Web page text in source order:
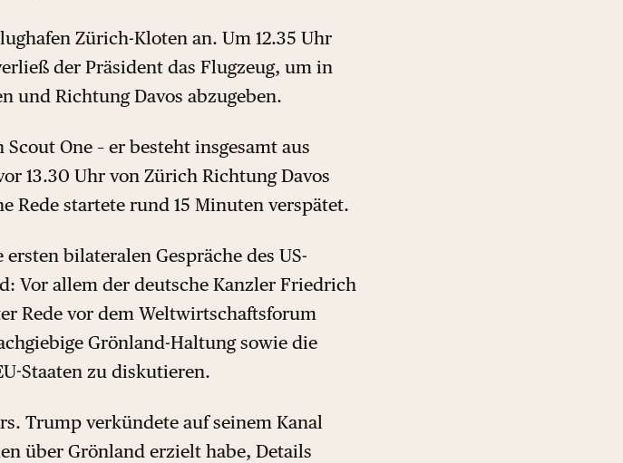
Zürich-Kloten an. Um 12.35 Uhr
der Präsident das Flugzeug, um in
und Richtung Davos abzugeben.
One – er besteht insgesamt aus
13.30 Uhr von Zürich Richtung Davos
Rede startete rund 15 Minuten verspätet.
bilateralen Gespräche des US-
Vor allem der deutsche Kanzler Friedrich
Rede vor dem Weltwirtschaftsforum
Grönland-Haltung sowie die
Staaten zu diskutieren.
Trump verkündete auf seinem Kanal
über Grönland erzielt habe, Details